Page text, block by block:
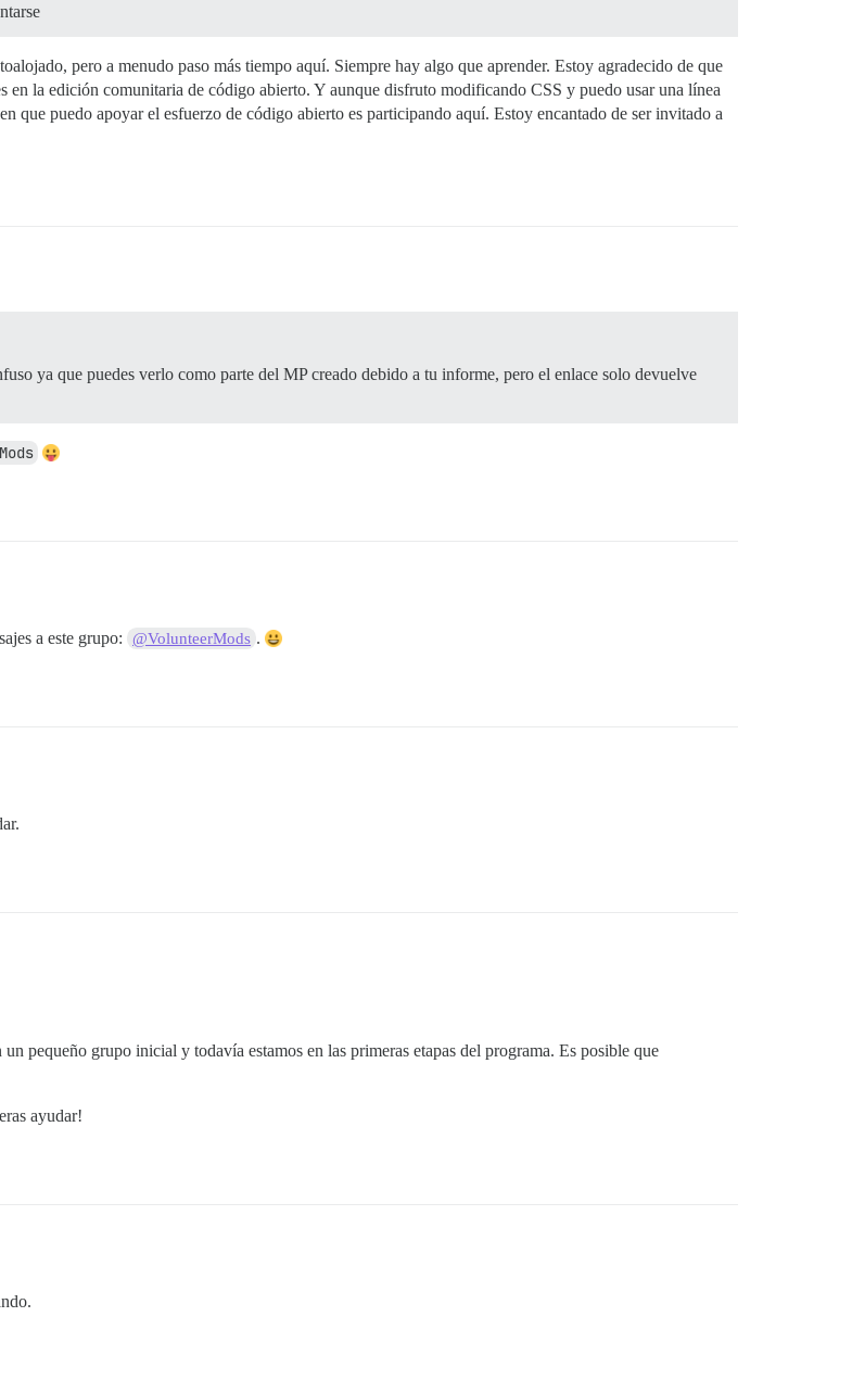
pero a menudo paso más tiempo aquí. Siempre hay algo que aprender. Estoy agradecido de que
en la edición comunitaria de código abierto. Y aunque disfruto modificando CSS y puedo usar una línea
que puedo apoyar el esfuerzo de código abierto es participando aquí. Estoy encantado de ser invitado a
ya que puedes verlo como parte del MP creado debido a tu informe, pero el enlace solo devuelve
a este grupo: @VolunteerMods .
pequeño grupo inicial y todavía estamos en las primeras etapas del programa. Es posible que
ayudar!